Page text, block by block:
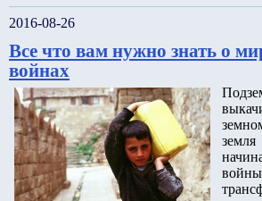
2016-08-26
Все что вам нужно знать о
войнах
войны